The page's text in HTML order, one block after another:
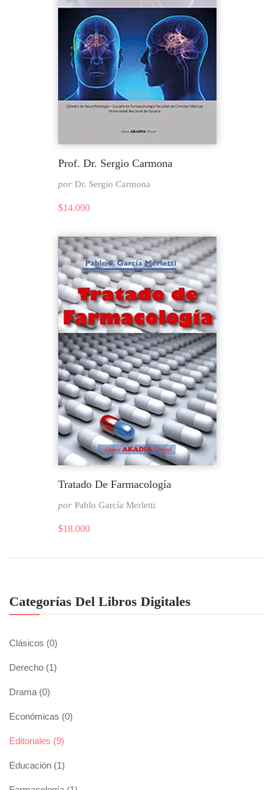
Categorías Del Libros Digitales
Clásicos (0)
Derecho (1)
Drama (0)
Económicas (0)
Editoriales (9)
Educación (1)
Prof. Dr. Sergio Carmona
por Dr. Sergio Carmona
$14.000
Tratado De Farmacología
por Pablo García Merletti
$18.000